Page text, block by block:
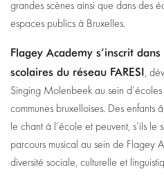
grandes scènes ainsi que dans des
espaces publics à Bruxelles.
Flagey Academy s’inscrit
scolaires du réseau FARESI,
Singing Molenbeek au sein
communes bruxelloises. Des
le chant à l’école et peuvent, s’ils le
parcours musical au sein de Flagey
diversité sociale, culturelle et